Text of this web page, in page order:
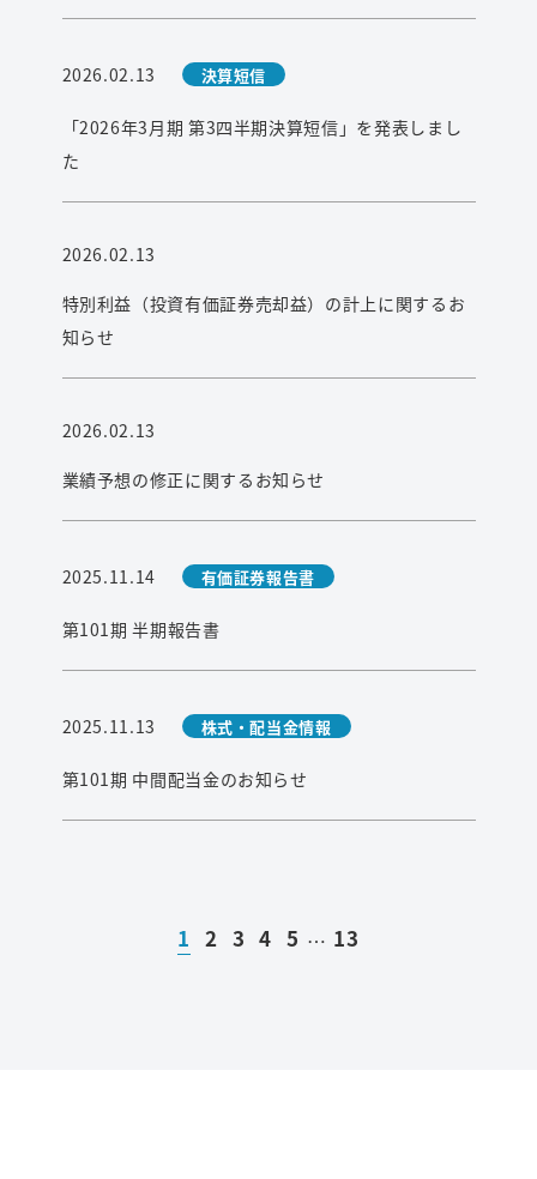
2026.02.13 決算短信
「2026年3月期 第3四半期決算短信」を発表しまし
た
2026.02.13
特別利益（投資有価証券売却益）の計上に関するお
知らせ
2026.02.13
業績予想の修正に関するお知らせ
2025.11.14 有価証券報告書
第101期 半期報告書
2025.11.13 株式・配当金情報
第101期 中間配当金のお知らせ
1 2 3 4 5 … 13